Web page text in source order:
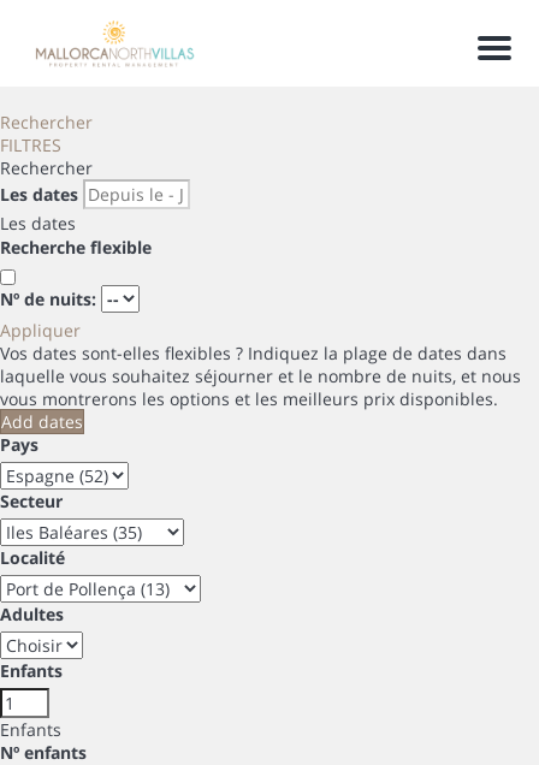
Menu
Rechercher
FILTRES
Rechercher
Les dates
Les dates
Recherche flexible
Nº de nuits:
Appliquer
Vos dates sont-elles flexibles ? Indiquez la plage de dates dans
laquelle vous souhaitez séjourner et le nombre de nuits, et nous
vous montrerons les options et les meilleurs prix disponibles.
Add dates
Pays
Secteur
Localité
Adultes
Enfants
Enfants
Nº enfants